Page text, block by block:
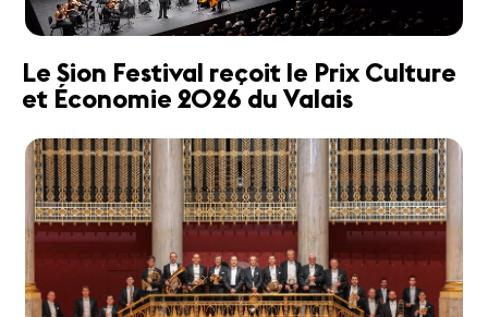
Le Sion Festival reçoit le Prix Culture
et Économie 2026 du Valais